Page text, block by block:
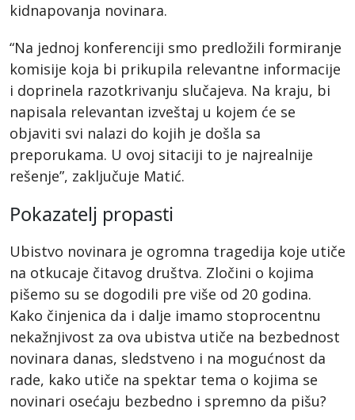
kidnapovanja novinara.
“Na jednoj konferenciji smo predložili formiranje
komisije koja bi prikupila relevantne informacije
i doprinela razotkrivanju slučajeva. Na kraju, bi
napisala relevantan izveštaj u kojem će se
objaviti svi nalazi do kojih je došla sa
preporukama. U ovoj sitaciji to je najrealnije
rešenje”, zaključuje Matić.
Pokazatelj propasti
Ubistvo novinara je ogromna tragedija koje utiče
na otkucaje čitavog društva. Zločini o kojima
pišemo su se dogodili pre više od 20 godina.
Kako činjenica da i dalje imamo stoprocentnu
nekažnjivost za ova ubistva utiče na bezbednost
novinara danas, sledstveno i na mogućnost da
rade, kako utiče na spektar tema o kojima se
novinari osećaju bezbedno i spremno da pišu?